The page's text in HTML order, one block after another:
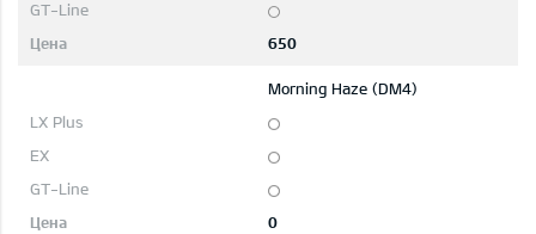
650
Morning Haze (DM4)
0